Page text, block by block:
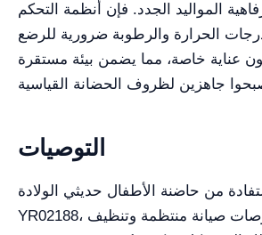
المواليد الجدد. فإن أنظمة التحكم
الحرارة والرطوبة ضرورية للرضع
عناية خاصة، مما يضمن بيئة مستقرة
التوصيات
من حاضنة الأطفال حديثي الولادة
YR02188، تأكد من إجراء فحوصات صيانة منتظمة وتنظيف